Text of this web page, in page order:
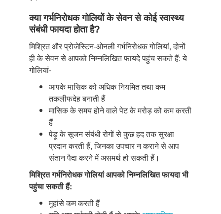
क्या गर्भनिरोधक गोलियों के सेवन से कोई स्वास्थ्य
संबंधी फायदा होता है?
मिश्रित और प्रोजेस्टिन-ओनली गर्भनिरोधक गोलियां, दोनों
ही के सेवन से आपको निम्नलिखित फायदे पहुंच सकते हैं: ये
गोलियां-
आपके मासिक को अधिक नियमित तथा कम
तकलीफदेह बनाती हैं
मासिक के समय होने वाले पेट के मरोड़ को कम करती
हैं
पेड़ू के सूजन संबंधी रोगों से कुछ हद तक सुरक्षा
प्रदान करती हैं, जिनका उपचार न कराने से आप
संतान पैदा करने में असमर्थ हो सकती हैं।
मिश्रित गर्भनिरोधक गोलियां आपको निम्नलिखित फायदा भी
पहुंचा सकती हैं:
मुहांसे कम करती हैं